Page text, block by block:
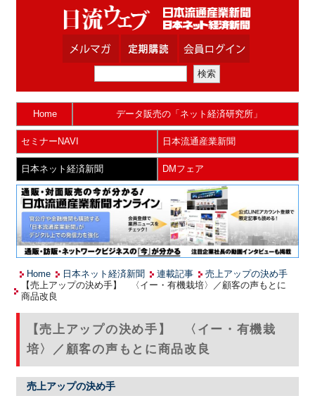
Home データ販売の「ネット経済研究所」
セミナーNAVI 日本流通産業新聞
日本ネット経済新聞 DMフェア
Home 日本ネット経済新聞 連載記事
売上アップの決め手
【売上アップの決め手】 〈イー・有機栽培〉／顧客の声もとに
商品改良
【売上アップの決め手】 〈イー・有機栽
培〉／顧客の声もとに商品改良
売上アップの決め手